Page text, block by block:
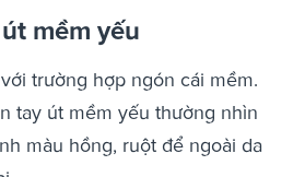
mềm yếu
trường hợp ngón cái mềm.
tay út mềm yếu thường nhìn
màu hồng, ruột để ngoài da